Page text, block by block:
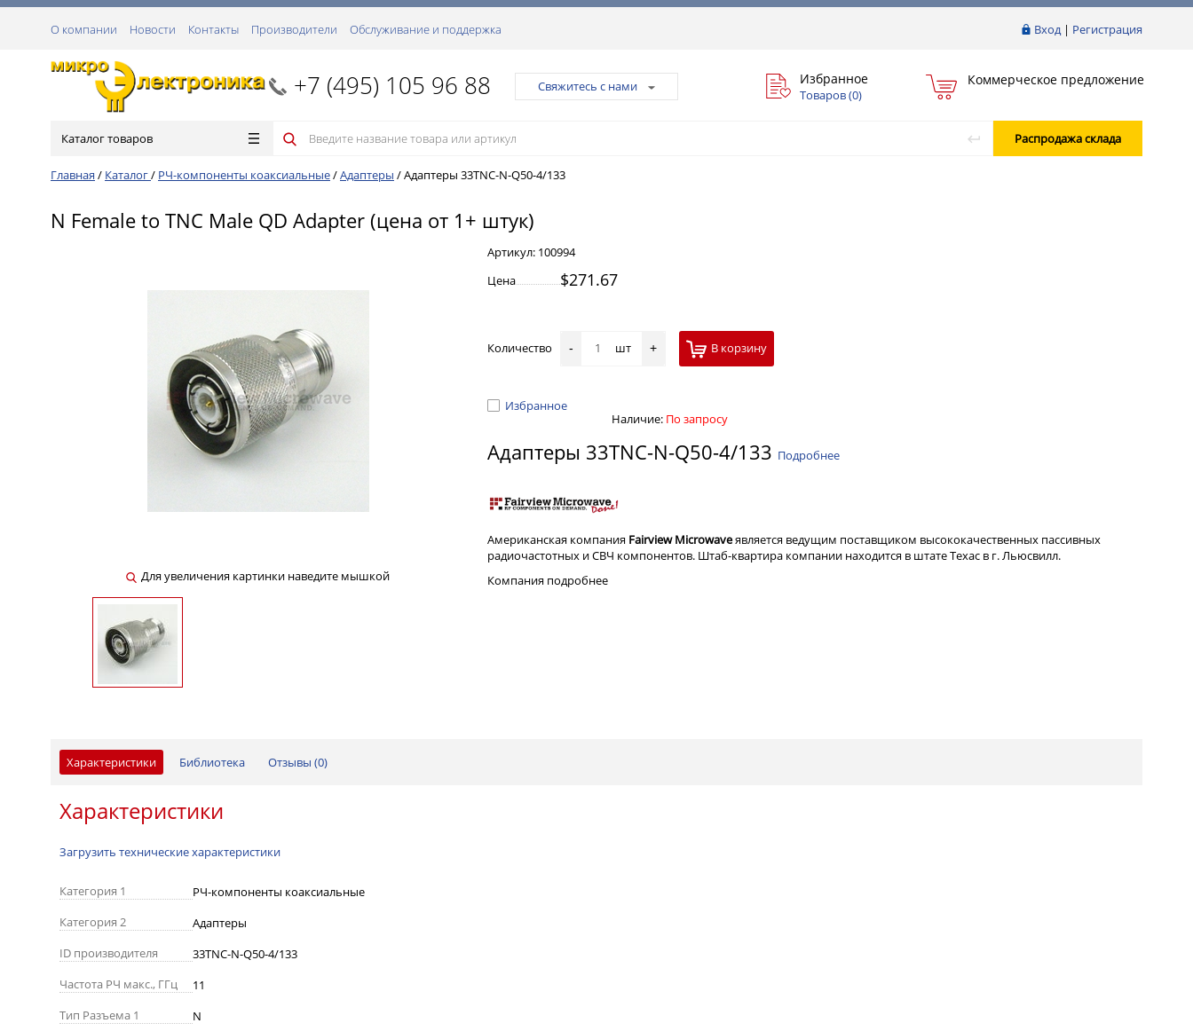
Вход| Регистрация
О компании Новости Контакты Производители Обслуживание и поддержка
+7 (495) 105 96 88 Свяжитесь с нами Избранное
Товаров (0)
Коммерческое предложение
Каталог товаров Распродажа склада
Главная / Каталог/ РЧ-компоненты коаксиальные/Адаптеры /Адаптеры 33TNC-N-Q50-4/133
N Female to TNC Male QD Adapter (цена от 1+ штук)
Для увеличения картинки наведите мышкой
Артикул: 100994
Цена
$271.67
Количество - шт + В корзину
Избранное
Наличие: По запросу
Адаптеры 33TNC-N-Q50-4/133 Подробнее
Американская компания Fairview Microwaveявляется ведущим поставщиком высококачественных пассивных
радиочастотных и СВЧ компонентов. Штаб-квартира компании находится в штате Техас в г. Льюсвилл.
Компания подробнее
Характеристики Библиотека Отзывы (0)
Характеристики
Загрузить технические характеристики
Категория 1
РЧ-компоненты коаксиальные
Категория 2
Адаптеры
ID производителя
33TNC-N-Q50-4/133
Частота РЧ макс., ГГц
11
Тип Разъема 1
N